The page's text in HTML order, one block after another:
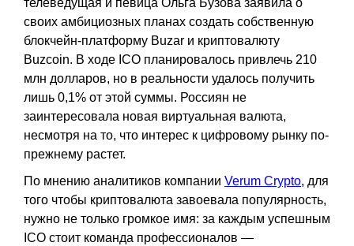
телеведущая и певица Ольга Бузова заявила о
своих амбициозных планах создать собственную
блокчейн-платформу Buzar и криптовалюту
Buzcoin. В ходе ICO планировалось привлечь 210
млн долларов, но в реальности удалось получить
лишь 0,1% от этой суммы. Россиян не
заинтересовала новая виртуальная валюта,
несмотря на то, что интерес к цифровому рынку по-
прежнему растет.
По мнению аналитиков компании Verum Crypto, для
того чтобы криптовалюта завоевала популярность,
нужно не только громкое имя: за каждым успешным
ICO стоит команда профессионалов —